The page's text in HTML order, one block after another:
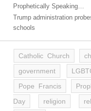
Prophetically Speaking…
Trump administration
schools
Catholic Church
government
Pope Francis
Day
religion